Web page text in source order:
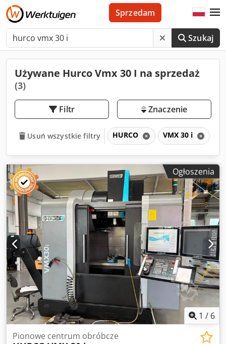
Szukaj
Sprzedam
Używane Hurco Vmx 30 I na sprzedaż
(3)
Filtr Znaczenie
Usuń wszystkie filtry HURCO VMX 30 i
Ogłoszenia
1 / 6
Pionowe centrum obróbcze